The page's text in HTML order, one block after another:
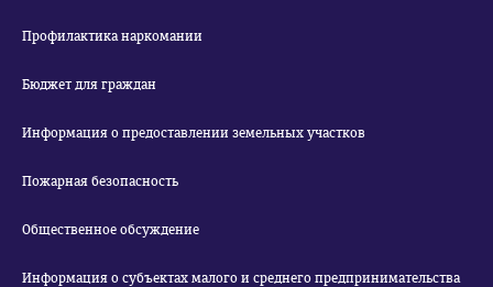
Профилактика наркомании
Бюджет для граждан
Информация о предоставлении земельных участков
Пожарная безопасность
Общественное обсуждение
Информация о субъектах малого и среднего предпринимательства